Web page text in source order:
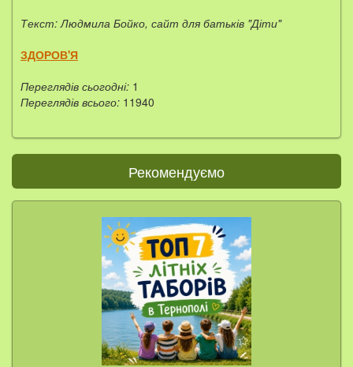
Текст: Людмила Бойко, сайт для батьків "Діти"
ЗДОРОВ'Я
Переглядів сьогодні: 1
Переглядів всього: 11940
Рекомендуємо